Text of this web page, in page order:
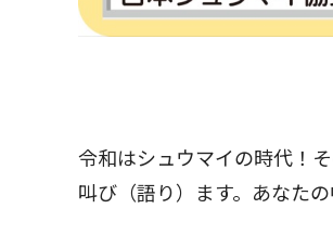
令和はシュウマイの時代！
叫び（語り）ます。あなた